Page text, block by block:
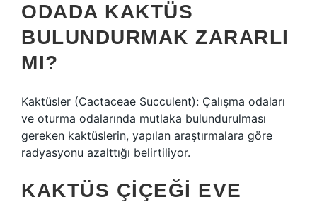
ODADA KAKTÜS
BULUNDURMAK ZARARLI
MI?
Kaktüsler (Cactaceae Succulent): Çalışma odaları
ve oturma odalarında mutlaka bulundurulması
gereken kaktüslerin, yapılan araştırmalara göre
radyasyonu azalttığı belirtiliyor.
KAKTÜS ÇIÇEĞI EVE